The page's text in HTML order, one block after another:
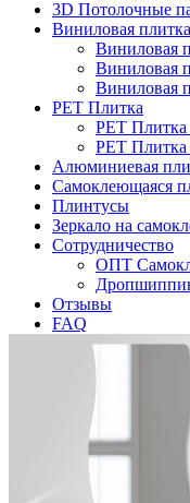
3D Потолочные
Виниловая плитка
Виниловая
Виниловая
Виниловая
PET Плитка
PET
PET Плитка
Алюминиевая
Самоклеющаяся
Плинтусы
Зеркало на
Сотрудничество
ОПТ
Отзывы
FAQ
Контакты
Зеркало на